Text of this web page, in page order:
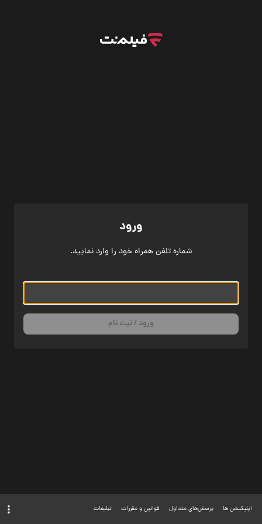
ورود
شماره تلفن همراه خود را وارد نمایید.
ورود / ثبت نام
اپلیکیشن ها پرسش‌های متداول قوانین و مقررات تبلیغات